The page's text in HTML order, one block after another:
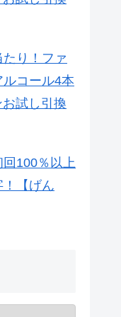
たり！ファ
コール4本
試し引換
100％以上
【げん